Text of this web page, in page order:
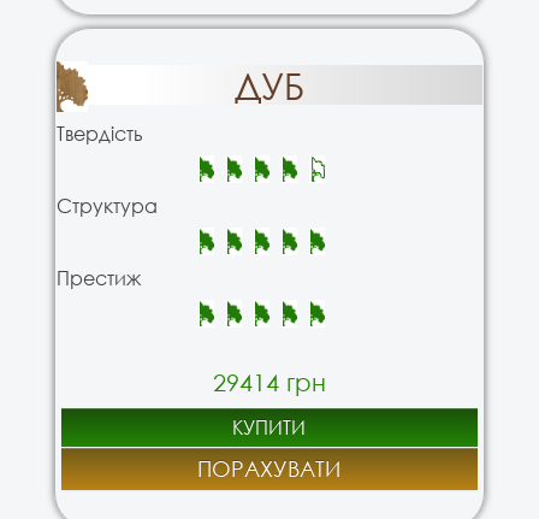
ДУБ
Твердість
Структура
Престиж
29414 грн
КУПИТИ
ПОРАХУВАТИ